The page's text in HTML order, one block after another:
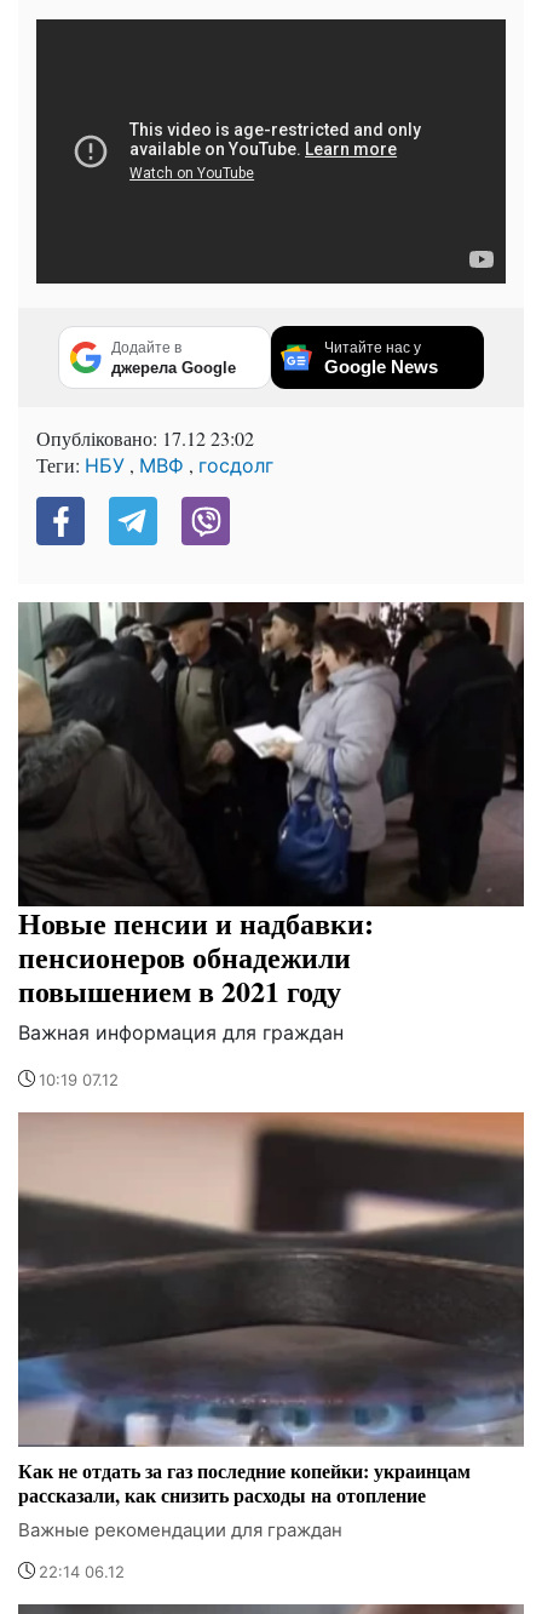
Додайте в
джерела Google
Читайте нас у
Google News
Опубліковано: 17.12 23:02
Теги: НБУ , МВФ , госдолг
Новые пенсии и надбавки:
пенсионеров обнадежили
повышением в 2021 году
Важная информация для граждан
10:19 07.12
Как не отдать за газ последние копейки: украинцам
рассказали, как снизить расходы на отопление
Важные рекомендации для граждан
22:14 06.12